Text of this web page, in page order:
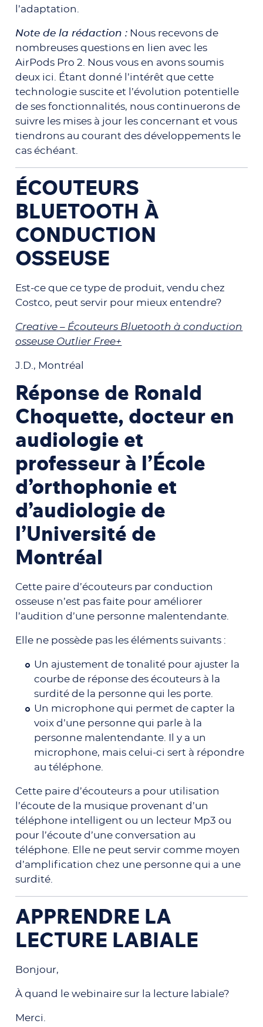
l’adaptation.
Note de la rédaction : Nous recevons de
nombreuses questions en lien avec les
AirPods Pro 2. Nous vous en avons soumis
deux ici. Étant donné l’intérêt que cette
technologie suscite et l’évolution potentielle
de ses fonctionnalités, nous continuerons de
suivre les mises à jour les concernant et vous
tiendrons au courant des développements le
cas échéant.
ÉCOUTEURS
BLUETOOTH À
CONDUCTION
OSSEUSE
Est-ce que ce type de produit, vendu chez
Costco, peut servir pour mieux entendre?
Creative – Écouteurs Bluetooth à conduction
osseuse Outlier Free+
J.D., Montréal
Réponse de Ronald
Choquette, docteur en
audiologie et
professeur à l’École
d’orthophonie et
d’audiologie de
l’Université de
Montréal
Cette paire d’écouteurs par conduction
osseuse n’est pas faite pour améliorer
l’audition d’une personne malentendante.
Elle ne possède pas les éléments suivants :
Un ajustement de tonalité pour ajuster la
courbe de réponse des écouteurs à la
surdité de la personne qui les porte.
Un microphone qui permet de capter la
voix d’une personne qui parle à la
personne malentendante. Il y a un
microphone, mais celui-ci sert à répondre
au téléphone.
Cette paire d’écouteurs a pour utilisation
l’écoute de la musique provenant d’un
téléphone intelligent ou un lecteur Mp3 ou
pour l’écoute d’une conversation au
téléphone. Elle ne peut servir comme moyen
d’amplification chez une personne qui a une
surdité.
APPRENDRE LA
LECTURE LABIALE
Bonjour,
À quand le webinaire sur la lecture labiale?
Merci.